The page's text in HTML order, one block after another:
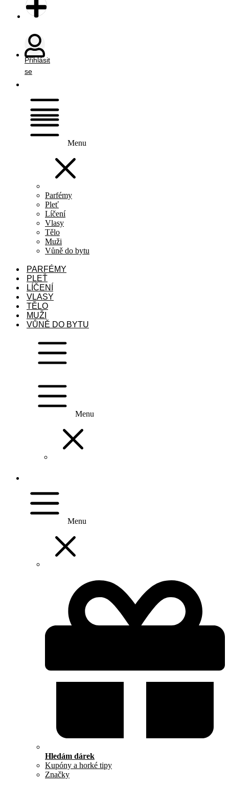
Přihlásit
se
Menu
Parfémy
Pleť
Líčení
Vlasy
Tělo
Muži
Vůně do bytu
PARFÉMY
PLEŤ
LÍČENÍ
VLASY
TĚLO
MUŽI
VŮNĚ DO BYTU
Menu
Menu
Hledám dárek
Kupóny a horké tipy
Značky